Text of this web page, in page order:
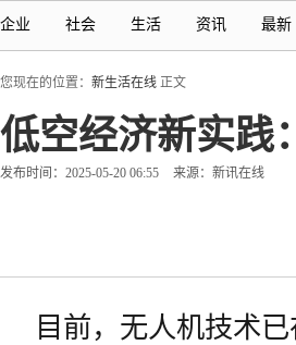
企业 社会 生活 资讯 最新
您现在的位置： 新生活在线 正文
低空经济新实践
发布时间：2025-05-20 06:55 来源：新讯在线
目前，无人机技术